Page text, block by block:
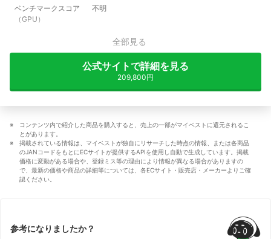
ベンチマークスコア
（GPU）
不明
全部見る
公式サイトで詳細を見る
209,800円
コンテンツ内で紹介した商品を購入すると、売上の一部がマイベストに還元されるこ
とがあります。
掲載されている情報は、マイベストが独自にリサーチした時点の情報、または各商品
のJANコードをもとにECサイトが提供するAPIを使用し自動で生成しています。掲載
価格に変動がある場合や、登録ミス等の理由により情報が異なる場合がありますの
で、最新の価格や商品の詳細等については、各ECサイト・販売店・メーカーよりご確
認ください。
参考になりましたか？